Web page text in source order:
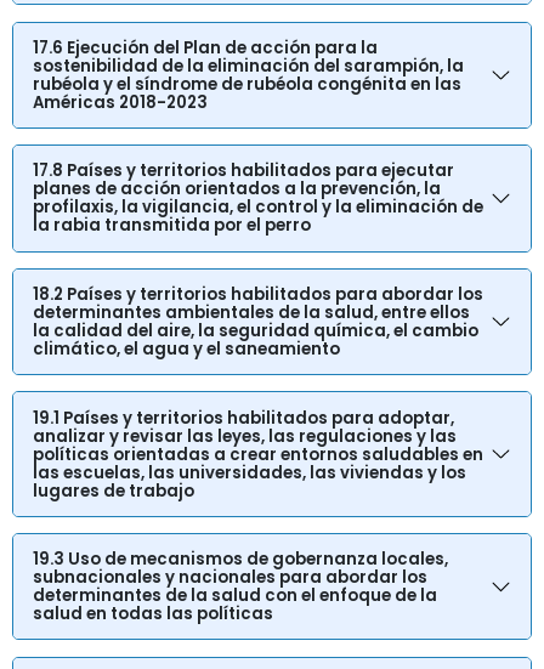
17.6 Ejecución del Plan de acción para la
sostenibilidad de la eliminación del sarampión, la
rubéola y el síndrome de rubéola congénita en las
Américas 2018-2023
17.8 Países y territorios habilitados para ejecutar
planes de acción orientados a la prevención, la
profilaxis, la vigilancia, el control y la eliminación de
la rabia transmitida por el perro
18.2 Países y territorios habilitados para abordar los
determinantes ambientales de la salud, entre ellos
la calidad del aire, la seguridad química, el cambio
climático, el agua y el saneamiento
19.1 Países y territorios habilitados para adoptar,
analizar y revisar las leyes, las regulaciones y las
políticas orientadas a crear entornos saludables en
las escuelas, las universidades, las viviendas y los
lugares de trabajo
19.3 Uso de mecanismos de gobernanza locales,
subnacionales y nacionales para abordar los
determinantes de la salud con el enfoque de la
salud en todas las políticas